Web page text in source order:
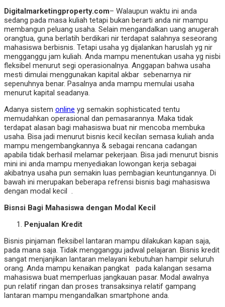
Digitalmarketingproperty.com– Walaupun waktu ini anda
sedang pada masa kuliah tetapi bukan berarti anda nir mampu
membangun peluang usaha. Selain mengandalkan uang anugerah
orangtua, guna berlatih berdikari nir terdapat salahnya seseorang
mahasiswa berbisnis. Tetapi usaha yg dijalankan haruslah yg nir
mengganggu jam kuliah. Anda mampu menentukan usaha yg nisbi
fleksibel menurut segi operasionalnya. Anggapan bahwa usaha
mesti dimulai menggunakan kapital akbar sebenarnya nir
sepenuhnya benar. Pasalnya anda mampu memulai usaha
menurut kapital seadanya.
Adanya sistem online yg semakin sophisticated tentu
memudahkan operasional dan pemasarannya. Maka tidak
terdapat alasan bagi mahasiswa buat nir mencoba membuka
usaha. Bisa jadi menurut bisnis kecil kecilan semasa kuliah anda
mampu mengembangkannya & sebagai rencana cadangan
apabila tidak berhasil melamar pekerjaan. Bisa jadi menurut bisnis
mini ini anda mampu menyediakan lowongan kerja sebagai
akibatnya usaha pun semakin luas pembagian keuntungannya. Di
bawah ini merupakan beberapa refrensi bisnis bagi mahasiswa
dengan modal kecil .
Bisnsi Bagi Mahasiswa dengan Modal Kecil
Penjualan Kredit
Bisnis pinjaman fleksibel lantaran mampu dilakukan kapan saja,
pada mana saja. Tidak mengganggu jadwal pelajaran. Bisnis kredit
sangat menjanjikan lantaran melayani kebutuhan hampir seluruh
orang. Anda mampu kenaikan pangkat pada kalangan sesama
mahasiswa buat memperluas jangkauan pasar. Modal awalnya
pun relatif ringan dan proses transaksinya relatif gampang
lantaran mampu mengandalkan smartphone anda.